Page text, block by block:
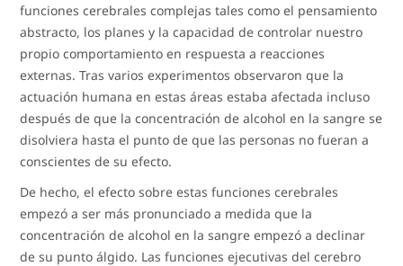
funciones cerebrales complejas tales como el pensamiento
abstracto, los planes y la capacidad de controlar nuestro
propio comportamiento en respuesta a reacciones
externas. Tras varios experimentos observaron que la
actuación humana en estas áreas estaba afectada incluso
después de que la concentración de alcohol en la sangre se
disolviera hasta el punto de que las personas no fueran a
conscientes de su efecto.
De hecho, el efecto sobre estas funciones cerebrales
empezó a ser más pronunciado a medida que la
concentración de alcohol en la sangre empezó a declinar
de su punto álgido. Las funciones ejecutivas del cerebro